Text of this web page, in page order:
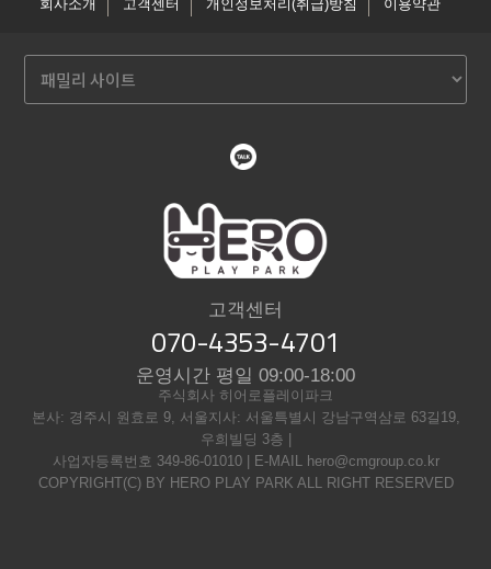
회사소개 고객센터 개인정보처리(취급)방침 이용약관
고객센터
070-4353-4701
운영시간 평일 09:00-18:00
주식회사 히어로플레이파크
본사: 경주시 원효로 9, 서울지사: 서울특별시 강남구역삼로 63길19,
우희빌딩 3층 |
사업자등록번호 349-86-01010 | E-MAIL hero@cmgroup.co.kr
COPYRIGHT(C) BY HERO PLAY PARK ALL RIGHT RESERVED